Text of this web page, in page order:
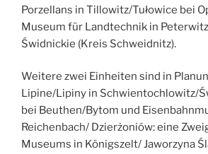
Porzellans in Tillowitz/Tułowice bei
Museum für Landtechnik in
Świdnickie (Kreis Schweidnitz).
Weitere zwei Einheiten sind in
Lipine/Lipiny in Schwientochlowitz/
bei Beuthen/Bytom und
Reichenbach/ Dzierżoniów: eine
Museums in Königszelt/ Jaworzyna